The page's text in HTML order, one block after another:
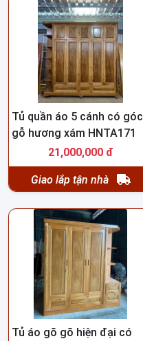
Tủ quần áo 5 cánh có góc
gỗ hương xám HNTA171
21,000,000 đ
Giao lắp tận nhà
Tủ áo gõ gõ hiện đại có